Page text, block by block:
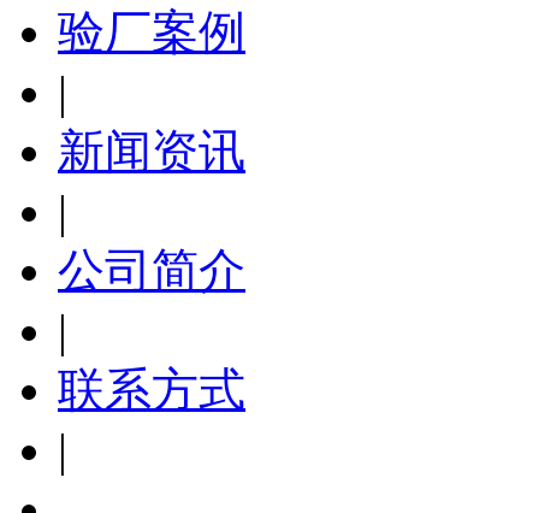
验厂案例
|
新闻资讯
|
公司简介
|
联系方式
|